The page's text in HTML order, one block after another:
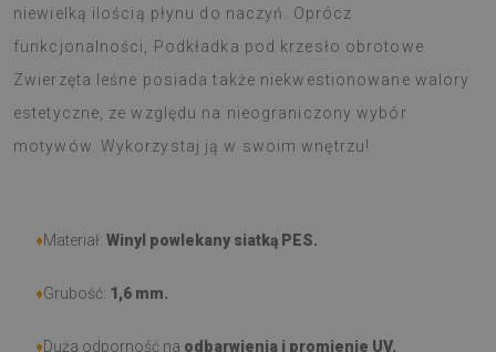
niewielką ilością płynu do naczyń. Oprócz
funkcjonalności, Podkładka pod krzesło obrotowe
Zwierzęta leśne posiada także niekwestionowane walory
estetyczne, ze względu na nieograniczony wybór
motywów. Wykorzystaj ją w swoim wnętrzu!
♦Materiał: Winyl powlekany siatką PES.
♦Grubość: 1,6 mm.
♦Duża odporność na odbarwienia i promienie UV.